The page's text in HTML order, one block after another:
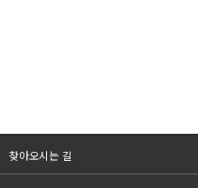
찾아오시는 길